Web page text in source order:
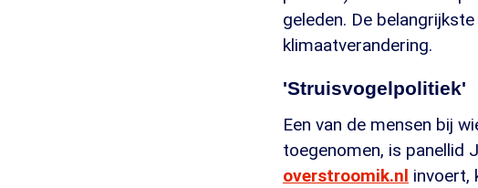
geleden. De
klimaatverandering.
'Struisvogelpolitiek'
Een van de mensen bij
toegenomen, is panellid
overstroomik.nl invoert,